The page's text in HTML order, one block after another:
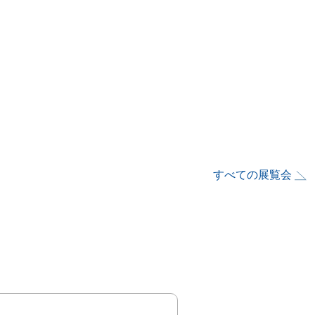
すべての展覧会